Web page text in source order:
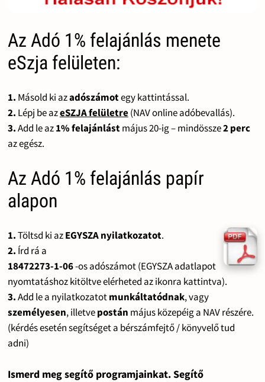
Az Adó 1% felajánlás menete
eSzja felületen:
1. Másold ki azadószámotegy kattintással.
2. Lépj be azeSZJA felületre(NAV online adóbevallás).
3.Add le az1% felajánlástmájus 20-ig – mindössze2 perc
az egész.
Az Adó 1% felajánlás papír
alapon
1.Töltsd ki azEGYSZA nyilatkozatot.
2. Írd rá a
18472273-1-06-os adószámot (EGYSZA adatlapot
nyomtatáshoz kitöltve elérheted az ikonra kattintva).
3.Add le a nyilatkozatotmunkáltatódnak, vagy
személyesen, illetvepostán május közepéig a NAV részére.
(kérdés esetén segítséget a bérszámfejtő / könyvelő tud
adni)
Ismerd meg segítő programjainkat. Segítő